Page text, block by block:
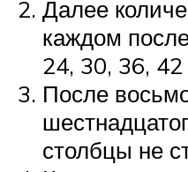
Далее
каждом
24, 30, 36,
После
столбцы не